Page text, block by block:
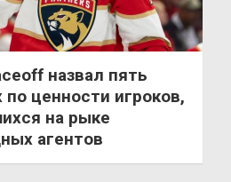
назвал пять
по ценности игроков,
на рыке
агентов